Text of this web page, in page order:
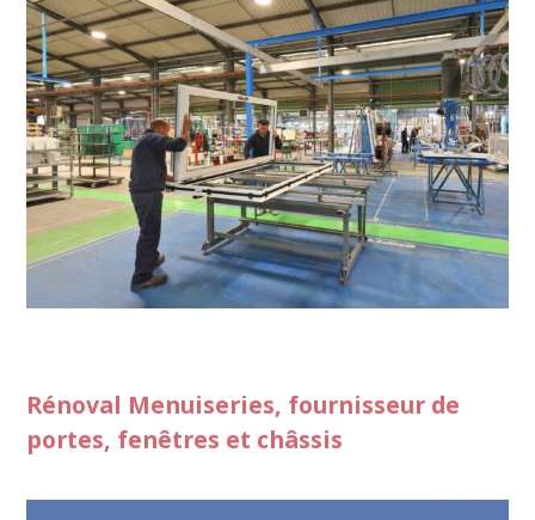
Rénoval Menuiseries, fournisseur de
portes, fenêtres et châssis